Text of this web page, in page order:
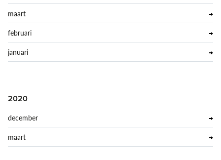
maart
februari
januari
2020
december
maart